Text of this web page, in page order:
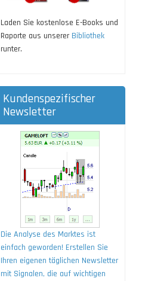
Laden Sie kostenlose E-Books und
Raporte aus unserer Bibliothek
runter.
Kundenspezifischer
Newsletter
Die Analyse des Marktes ist
einfach geworden! Erstellen Sie
Ihren eigenen täglichen Newsletter
mit Signalen, die auf wichtigen